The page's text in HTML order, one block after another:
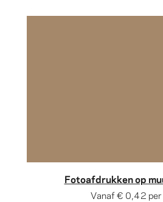
Fotoafdrukken op
Vanaf€ 0,42